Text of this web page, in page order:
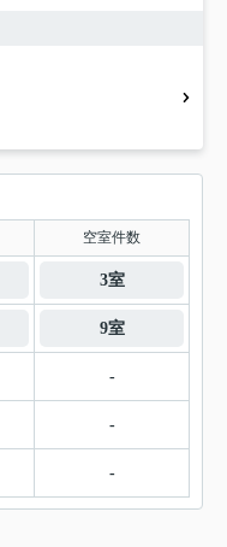
空室件数
3室
9室
-
-
-